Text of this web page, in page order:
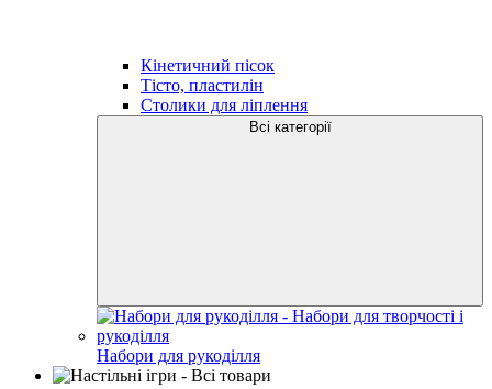
Кінетичний пісок
Тісто, пластилін
Столики для ліплення
Всі категорії
Набори для рукоділля